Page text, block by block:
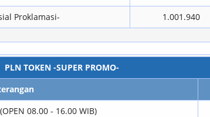
Proklamasi- 1.001.940
PLN TOKEN -SUPER PROMO-
08.00 - 16.00 WIB)